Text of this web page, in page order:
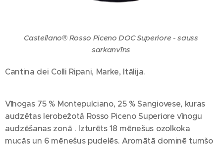
Castellano® Rosso Piceno DOC Superiore - sauss
sarkanvīns
Cantina dei Colli Ripani, Marke, Itālija.
Vīnogas 75 % Montepulciano, 25 % Sangiovese, kuras
audzētas Ierobežotā Rosso Piceno Superiore vīnogu
audzēšanas zonā . Izturēts 18 mēnešus ozolkoka
mucās un 6 mēnešus pudelēs. Aromātā dominē tumšo